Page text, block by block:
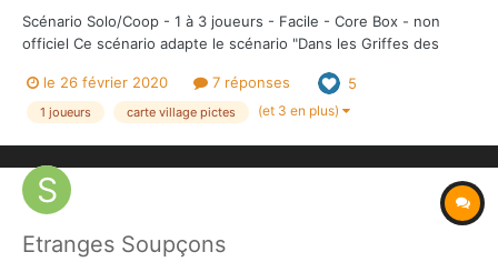
Scénario Solo/Coop - 1 à 3 joueurs - Facile - Core Box - non
officiel Ce scénario adapte le scénario "Dans les Griffes des
scénario réalisé par Ken sur le forum anglais (https://the-
overlord.net/index.php?/topic/704-in-t...
le 26 février 2020 7 réponses 5
1 joueurs carte village pictes (et 3 en plus)
Etranges Soupçons